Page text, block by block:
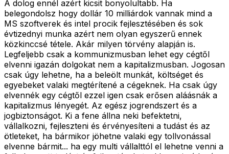
A dolog ennél azért kicsit bonyolultabb. Ha
belegondolsz hogy dollár 10 milliárdok vannak mind a
MS szoftverek és intel procik fejlesztésében és sok
évtizednyi munka azért nem olyan egyszerű ennek
közkinccsé tétele. Akár milyen törvény alapján is.
Legfeljebb csak a kommunizmusban lehet egy cégtől
elvenni igazán dolgokat nem a kapitalizmusban. Jogosan
csak úgy lehetne, ha a beleölt munkát, költséget és
egyebeket valaki megtérítené a cégeknek. Ha csak úgy
elvennék egy cégtől ezzel igen csak erősen aláásnák a
kapitalizmus lényegét. Az egész jogrendszert és a
jogbiztonságot. Ki a fene állna neki befektetni,
vállalkozni, fejleszteni és érvényesíteni a tudást és az
ötleteket, ha bármikor jöhetne valaki egy tollvonással
elvenne bármit... ha egy multi vállalttól el lehetne venni a